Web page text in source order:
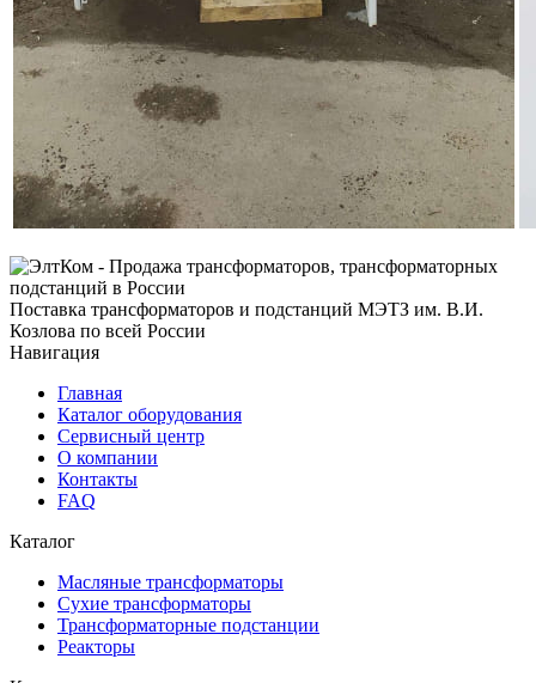
Поставка трансформаторов и подстанций МЭТЗ им. В.И.
Козлова по всей России
Навигация
Главная
Каталог оборудования
Сервисный центр
О компании
Контакты
FAQ
Каталог
Масляные трансформаторы
Сухие трансформаторы
Трансформаторные подстанции
Реакторы